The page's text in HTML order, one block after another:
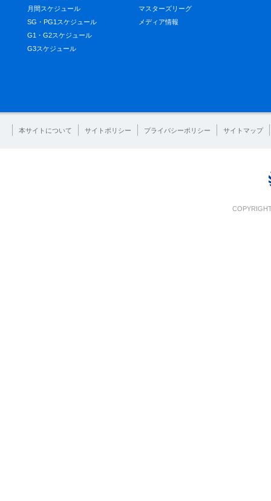
月間スケジュール
SG・PG1スケジュール
G1・G2スケジュール
G3スケジュール
マスターズリーグ
メディア情報
本サイトについて サイトポリシー プライバシーポリシー サイトマップ